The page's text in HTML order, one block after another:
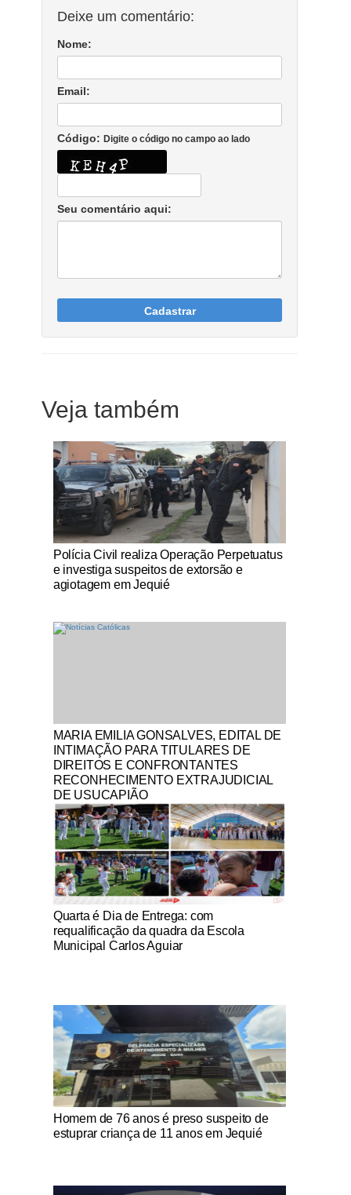
Deixe um comentário:
Nome:
Email:
Código: Digite o código no campo ao lado
Seu comentário aqui:
Cadastrar
Veja também
Notícias Católicas
Polícia Civil realiza Operação Perpetuatus
e investiga suspeitos de extorsão e
agiotagem em Jequié
Notícias Católicas
MARIA EMILIA GONSALVES, EDITAL DE
INTIMAÇÃO PARA TITULARES DE
DIREITOS E CONFRONTANTES
RECONHECIMENTO EXTRAJUDICIAL
DE USUCAPIÃO
Notícias Católicas
Quarta é Dia de Entrega: com
requalificação da quadra da Escola
Municipal Carlos Aguiar
Notícias Católicas
Homem de 76 anos é preso suspeito de
estuprar criança de 11 anos em Jequié